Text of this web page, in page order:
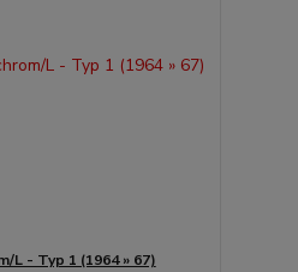
L - Typ 1 (1964 » 67)